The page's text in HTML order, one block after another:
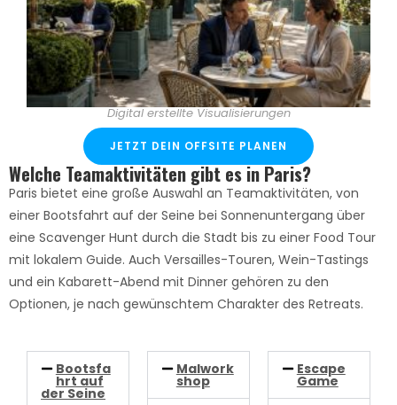
Digital erstellte Visualisierungen
JETZT DEIN OFFSITE PLANEN
Welche Teamaktivitäten gibt es in Paris?
Paris bietet eine große Auswahl an Teamaktivitäten, von
einer Bootsfahrt auf der Seine bei Sonnenuntergang über
eine Scavenger Hunt durch die Stadt bis zu einer Food Tour
mit lokalem Guide. Auch Versailles-Touren, Wein-Tastings
und ein Kabarett-Abend mit Dinner gehören zu den
Optionen, je nach gewünschtem Charakter des Retreats.
Bootsfa
hrt auf
der Seine
Malwork
shop
Escape
Game